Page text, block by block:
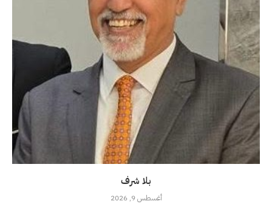
بلا شرف
أغسطس 9, 2026